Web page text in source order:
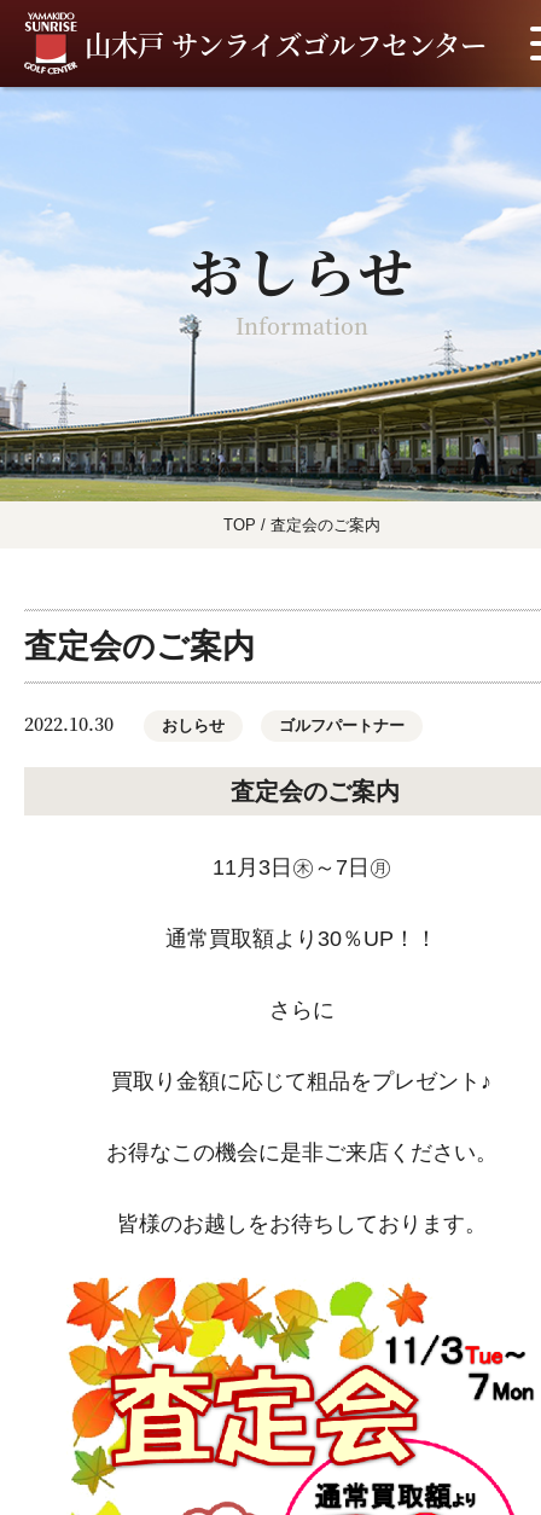
山木戸 サンライズゴルフセンター
おしらせ
Information
TOP / 査定会のご案内
査定会のご案内
2022.10.30 おしらせ ゴルフパートナー
査定会のご案内
11月3日㊍～7日㊊
通常買取額より30％UP！！
さらに
買取り金額に応じて粗品をプレゼント♪
お得なこの機会に是非ご来店ください。
皆様のお越しをお待ちしております。